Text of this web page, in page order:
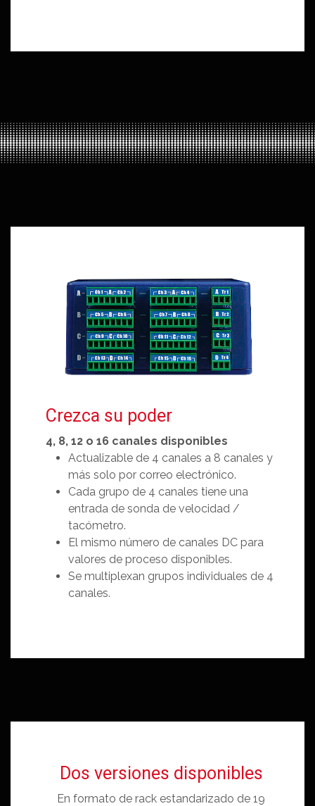
Crezca su poder
4, 8, 12 o 16 canales disponibles
Actualizable de 4 canales a 8 canales y
más solo por correo electrónico.
Cada grupo de 4 canales tiene una
entrada de sonda de velocidad /
tacómetro.
El mismo número de canales DC para
valores de proceso disponibles.
Se multiplexan grupos individuales de 4
canales.
Dos versiones disponibles
En formato de rack estandarizado de 19